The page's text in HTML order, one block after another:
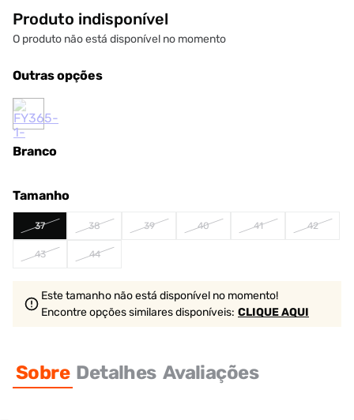
Produto indisponível
O produto não está disponível no momento
Outras opções
Branco
Tamanho
37 38 39 40 41 42
43 44
Este tamanho não está disponível no momento!
Encontre opções similaresdisponíveis: CLIQUE AQUI
Sobre Detalhes Avaliações